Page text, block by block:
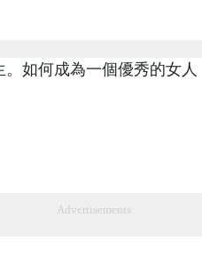
如何成為一個優秀的女
Advertisements